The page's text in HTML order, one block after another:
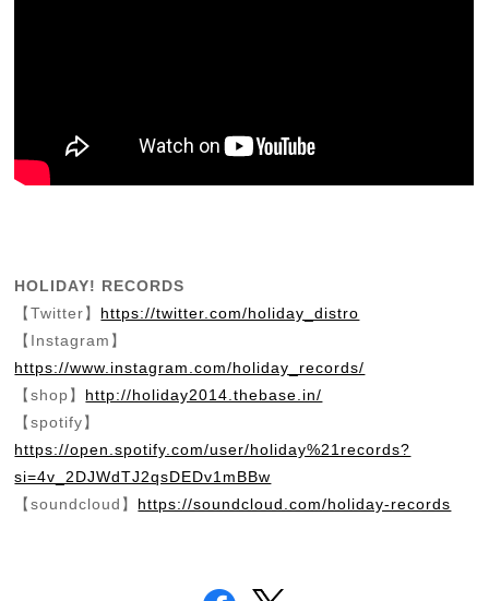
HOLIDAY! RECORDS
【Twitter】 https://twitter.com/holiday_distro
【Instagram】
https://www.instagram.com/holiday_records/
【shop】 http://holiday2014.thebase.in/
【spotify】
https://open.spotify.com/user/holiday%21records?
si=4v_2DJWdTJ2qsDEDv1mBBw
【soundcloud】 https://soundcloud.com/holiday-records